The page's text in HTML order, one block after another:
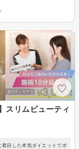
スリムビューティ
着目した本気ダイエットでボ